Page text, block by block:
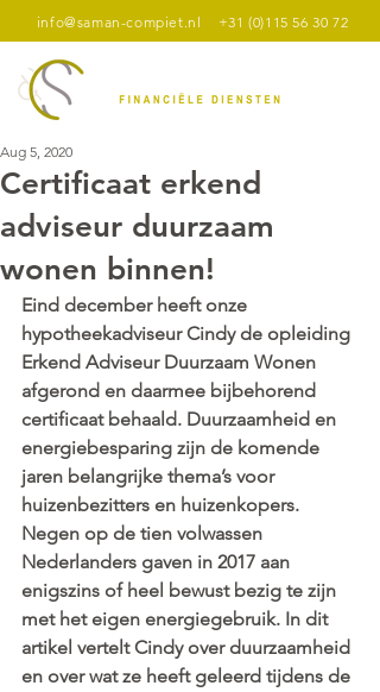
info@saman-compiet.nl +31 (0)115 56 30 72
Certificaat erkend
adviseur duurzaam
wonen binnen!
Aug 5, 2020
Eind december heeft onze
hypotheekadviseur Cindy de opleiding
Erkend Adviseur Duurzaam Wonen
afgerond en daarmee bijbehorend
certificaat behaald. Duurzaamheid en
energiebesparing zijn de komende
jaren belangrijke thema’s voor
huizenbezitters en huizenkopers.
Negen op de tien volwassen
Nederlanders gaven in 2017 aan
enigszins of heel bewust bezig te zijn
met het eigen energiegebruik. In dit
artikel vertelt Cindy over duurzaamheid
en over wat ze heeft geleerd tijdens de